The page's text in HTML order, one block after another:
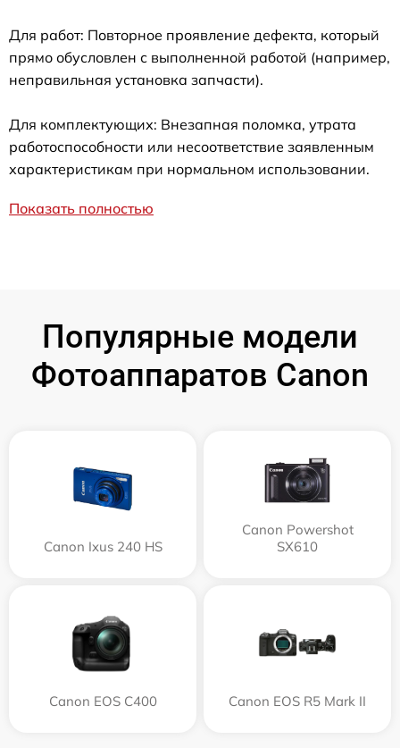
Для работ: Повторное проявление дефекта, который
прямо обусловлен с выполненной работой (например,
неправильная установка запчасти).
Для комплектующих: Внезапная поломка, утрата
работоспособности или несоответствие заявленным
характеристикам при нормальном использовании.
Показать полностью
Популярные модели
Фотоаппаратов Canon
Canon Ixus 240 HS
Canon Powershot
SX610
Canon EOS C400 Canon EOS R5 Mark II